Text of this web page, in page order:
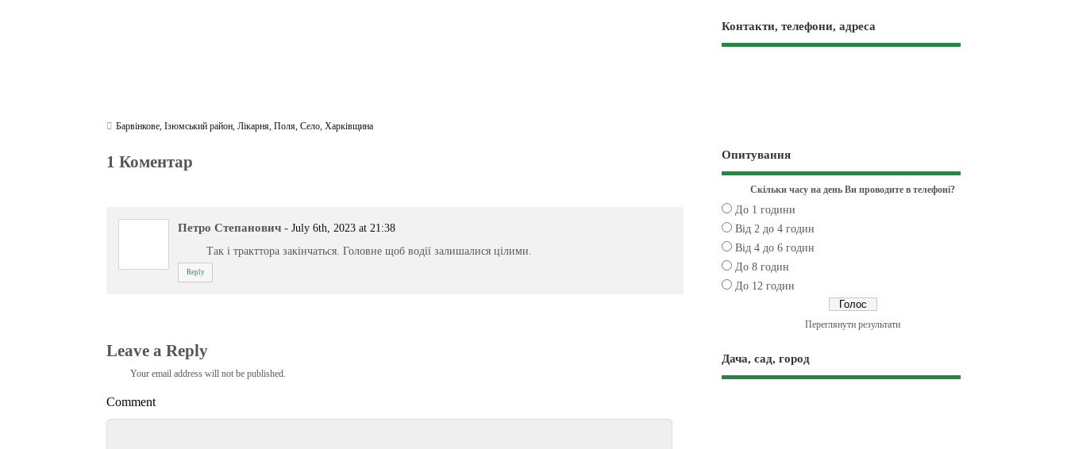
Барвінкове,Ізюмський район,Лікарня,Поля,Село,Харківщина
1 Коментар
Петро Степанович - July 6th, 2023 at 21:38
Так і тракттора закінчаться. Головне щоб водії залишалися цілими.
Reply
Leave a Reply
Your email address will not be published.
Comment
Контакти, телефони, адреса
Опитування
Скільки часу на день Ви проводите в телефоні?
До 1 години
Від 2 до 4 годин
Від 4 до 6 годин
До 8 годин
До 12 годин
Переглянути результати
Дача, сад, город